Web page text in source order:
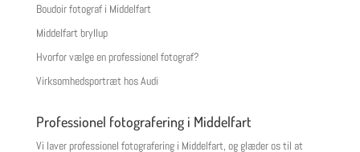
Boudoir fotograf i Middelfart
Middelfart bryllup
Hvorfor vælge en professionel fotograf?
Virksomhedsportræt hos Audi
Professionel fotografering i Middelfart
Vi laver professionel fotografering i Middelfart, og glæder os til at